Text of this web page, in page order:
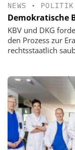
NEWS • POLITIK
Demokratische
KBV und DKG
den Prozess zur
rechtsstaatlich